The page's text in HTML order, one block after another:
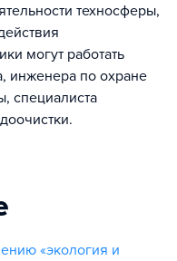
техносферы,
могут работать
инженера по охране
специалиста
«экология и